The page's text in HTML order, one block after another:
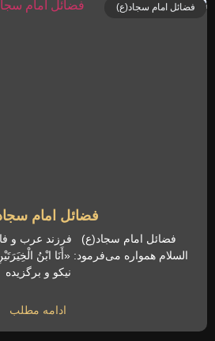
فضائل امام سجاد(ع)
فضائل امام
فضائل امام سجاد(ع) فرزند عرب و
السلام همواره می‌فرمود: «أَنَا ابْنُ
نیکو و برگزیده
ادامه مطلب